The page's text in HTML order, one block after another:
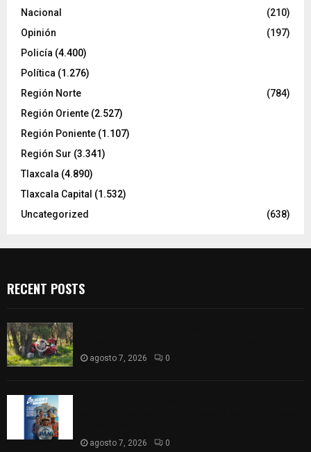
Nacional
(210)
Opinión
(197)
Policía (4.400)
Política (1.276)
Región Norte
(784)
Región Oriente (2.527)
Región Poniente (1.107)
Región Sur (3.341)
Tlaxcala (4.890)
Tlaxcala Capital (1.532)
Uncategorized
(638)
RECENT POSTS
agosto 7, 2026 0
agosto 7, 2026 0